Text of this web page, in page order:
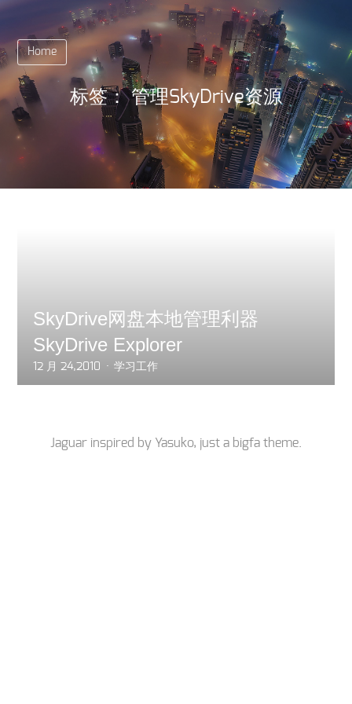
Home
标签：管理SkyDrive资源
SkyDrive网盘本地管理利器
SkyDrive Explorer
12 月 24,2010 学习工作
Jaguar inspired by Yasuko, just a bigfa theme.